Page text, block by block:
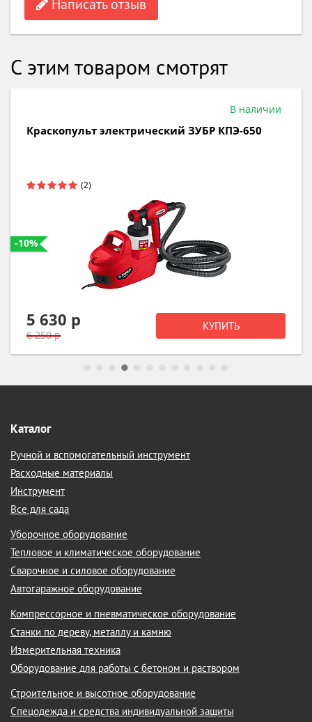
Написать отзыв
С этим товаром смотрят
В наличии
Краскопульт электрический ЗУБР КПЭ-650
-10%
5 630 р
6 250 р
КУПИТЬ
Каталог
Ручной и вспомогательный инструмент
Расходные материалы
Инструмент
Все для сада
Уборочное оборудование
Тепловое и климатическое оборудование
Сварочное и силовое оборудование
Автогаражное оборудование
Компрессорное и пневматическое оборудование
Станки по дереву, металлу и камню
Измерительная техника
Оборудование для работы с бетоном и раствором
Строительное и высотное оборудование
Спецодежда и средства индивидуальной защиты